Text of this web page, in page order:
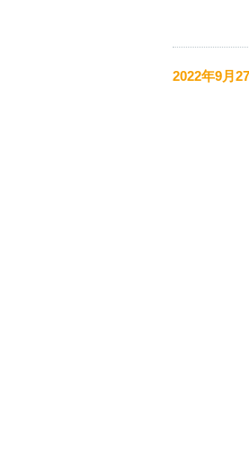
2022年9月